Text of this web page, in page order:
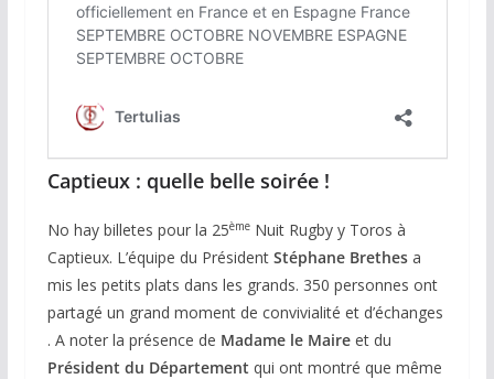
Captieux : quelle belle soirée !
No hay billetes pour la 25èmeNuit Rugby y Toros à
Captieux. L’équipe du Président Stéphane Brethesa
mis les petits plats dans les grands. 350 personnes ont
partagé un grand moment de convivialité et d’échanges
. A noter la présence de Madame le Maire et du
Président du Département qui ont montré que même